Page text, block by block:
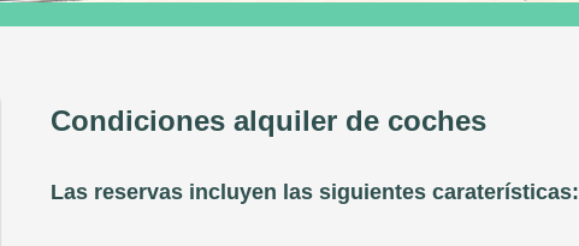
Condiciones alquiler de coches
Las reservas incluyen las siguientes caraterísticas: